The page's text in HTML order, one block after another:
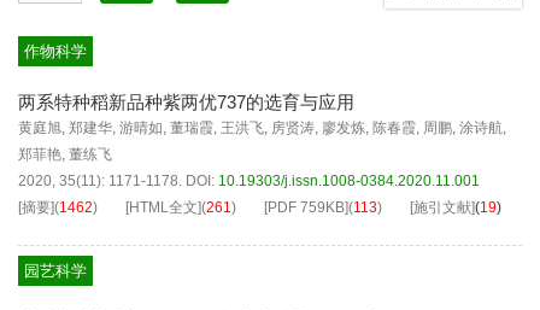
作物科学
两系特种稻新品种紫两优737的选育与应用
黄庭旭, 郑建华, 游晴如, 董瑞霞, 王洪飞, 房贤涛, 廖发炼, 陈春霞, 周鹏, 涂诗航,
郑菲艳, 董练飞
2020, 35(11): 1171-1178. DOI: 10.19303/j.issn.1008-0384.2020.11.001
[摘要](1462) [HTML全文](261) [PDF 759KB](113) [施引文献](19)
园艺科学